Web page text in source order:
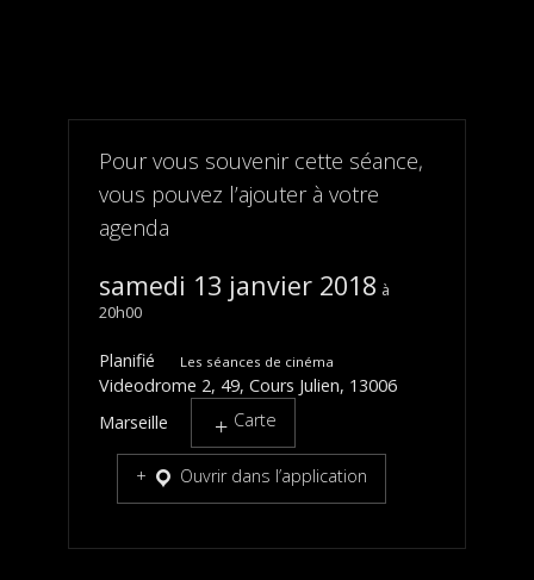
Pour vous souvenir cette séance,
vous pouvez l’ajouter à votre
agenda
samedi 13 janvier 2018
20h00
Planifié Les séances de cinéma
Videodrome 2, 49, Cours Julien, 13006
Marseille
Carte
Ouvrir dans l’application